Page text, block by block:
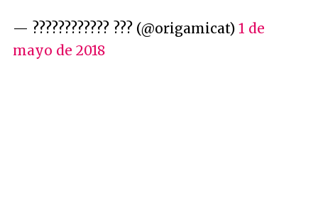
— ???????????? ??? (@origamicat) 1 de
mayo de 2018